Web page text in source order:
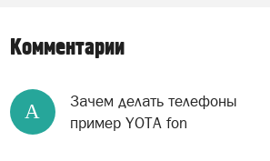
Комментарии
А
Зачем делать телефоны
пример YOTA fon